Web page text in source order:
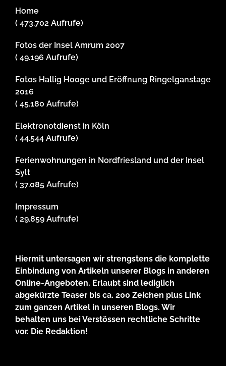
Home
( 473.702 Aufrufe)
Fotos der Insel Amrum 2007
( 49.196 Aufrufe)
Fotos Hallig Hooge und Eröffnung Ringelganstage
2016
( 45.180 Aufrufe)
Elektronotdienst in Köln
( 44.544 Aufrufe)
Ferienwohnungen in Nordfriesland und der Insel
Sylt
( 37.085 Aufrufe)
Impressum
( 29.859 Aufrufe)
Hiermit untersagen wir strengstens die komplette
Einbindung von Artikeln unserer Blogs in anderen
Online-Angeboten. Erlaubt sind lediglich
abgekürzte Teaser bis ca. 200 Zeichen plus Link
zum ganzen Artikel in unseren Blogs. Wir
behalten uns bei Verstössen rechtliche Schritte
vor. Die Redaktion!